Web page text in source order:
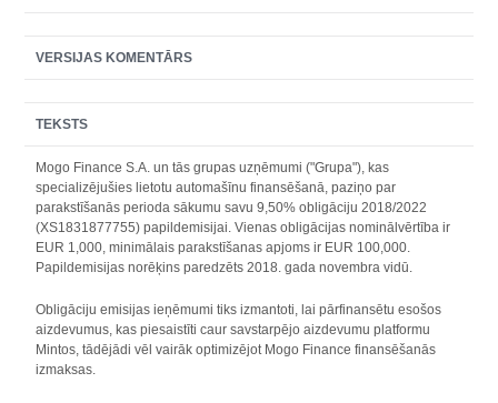
VERSIJAS KOMENTĀRS
TEKSTS
Mogo Finance S.A. un tās grupas uzņēmumi ("Grupa"), kas
specializējušies lietotu automašīnu finansēšanā, paziņo par
parakstīšanās perioda sākumu savu 9,50% obligāciju 2018/2022
(XS1831877755) papildemisijai. Vienas obligācijas nominālvērtība ir
EUR 1,000, minimālais parakstīšanas apjoms ir EUR 100,000.
Papildemisijas norēķins paredzēts 2018. gada novembra vidū.
Obligāciju emisijas ieņēmumi tiks izmantoti, lai pārfinansētu esošos
aizdevumus, kas piesaistīti caur savstarpējo aizdevumu platformu
Mintos, tādējādi vēl vairāk optimizējot Mogo Finance finansēšanās
izmaksas.